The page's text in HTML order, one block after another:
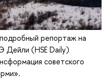
репортаж на
Дейли (HSE Daily)
советского